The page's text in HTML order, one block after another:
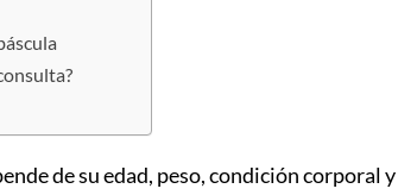
de su edad, peso, condición corporal y